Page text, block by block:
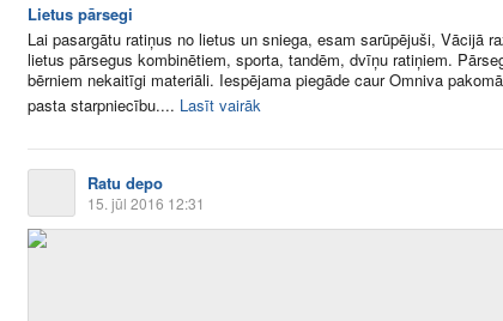
Lietus pārsegi
Lai pasargātu ratiņus no lietus un sniega, esam sarūpējuši, Vācijā
lietus pārsegus kombinētiem, sporta, tandēm, dvīņu ratiņiem.
bērniem nekaitīgi materiāli. Iespējama piegāde caur Omniva
pasta starpniecību.... Lasīt vairāk
Ratu depo
15. jūl 2016 12:31